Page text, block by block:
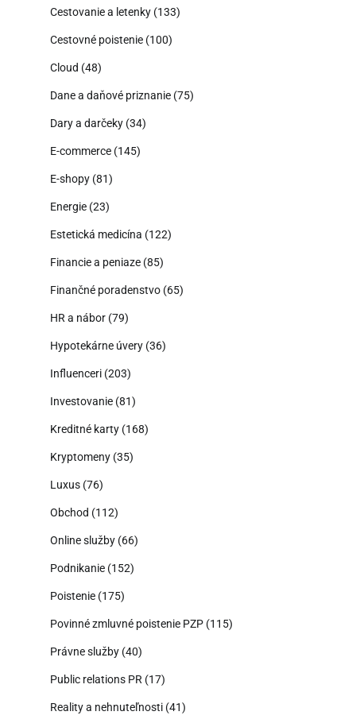
Cestovanie a letenky (133)
Cestovné poistenie (100)
Cloud (48)
Dane a daňové priznanie (75)
Dary a darčeky (34)
E-commerce (145)
E-shopy (81)
Energie (23)
Estetická medicína (122)
Financie a peniaze (85)
Finančné poradenstvo (65)
HR a nábor (79)
Hypotekárne úvery (36)
Influenceri (203)
Investovanie (81)
Kreditné karty (168)
Kryptomeny (35)
Luxus (76)
Obchod (112)
Online služby (66)
Podnikanie (152)
Poistenie (175)
Povinné zmluvné poistenie PZP (115)
Právne služby (40)
Public relations PR (17)
Reality a nehnuteľnosti (41)